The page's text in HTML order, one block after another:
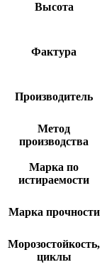
Высота
Фактура
Производитель
Метод
производства
Марка по
истираемости
Марка прочности
Морозостойкость,
циклы